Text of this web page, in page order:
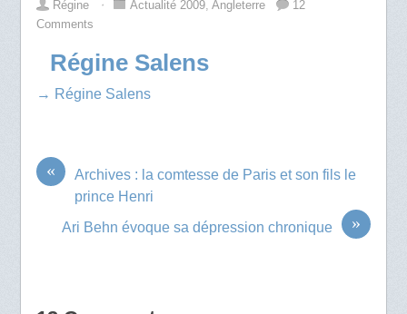
Régine ⋅ Actualité 2009, Angleterre
12
Comments
Régine Salens
→ Régine Salens
«
Archives : la comtesse de Paris et son fils le
prince Henri
»
Ari Behn évoque sa dépression chronique